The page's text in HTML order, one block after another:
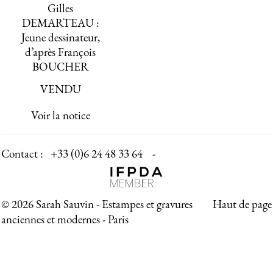
Gilles
DEMARTEAU :
Jeune dessinateur,
d’après François
BOUCHER
VENDU
Voir la notice
Contact : +33 (0)6 24 48 33 64 -
Haut de page
© 2026 Sarah Sauvin - Estampes et gravures
anciennes et modernes - Paris